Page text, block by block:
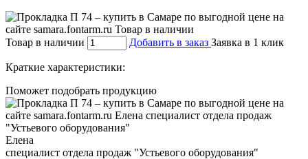
Товар в наличии Добавить в заказ Заявка в 1 клик
Краткие характеристики:
Поможет подобрать продукцию
Елена
специалист отдела продаж "Устьевого оборудования"